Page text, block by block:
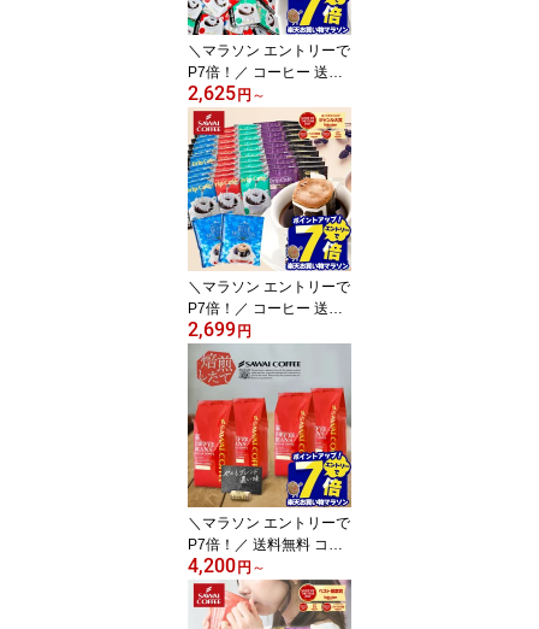
ンク上 贅沢 【RD】 【T
S】
＼マラソン エントリーで
P7倍！／ コーヒー 送料
無料 ドリップバッグ コ
ーヒー 珈琲 "楽天グルメ
大賞受賞！レビューで大
絶賛◎ドリップパックを
飲み比べ" 澤井珈琲 ドリ
ップコーヒー 100袋/150
袋/200袋 ライト マイル
ド ビター 大容量 【RD】
【TS】
2,625 円 ～
＼マラソン エントリーで
P7倍！／ コーヒー 送料
無料 ドリップバッグ コ
ーヒー 珈琲 "すっきり、
甘く、濃厚に。楽しいド
リップパック6種アソー
ト" 澤井珈琲 ドリップコ
ーヒー 52袋 飲み比べ お
試し 福袋 セット マイル
ド・やくも・ブルマン
【RD】 【TS】
2,699 円
＼マラソン エントリーで
P7倍！／ 送料無料 コー
ヒー コーヒー豆 コーヒ
ー粉 珈琲豆 豆のまま
「これぞ澤井珈琲」って
4,200 円 ～